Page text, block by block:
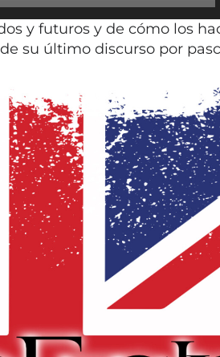
y futuros y de cómo los
su último discurso por